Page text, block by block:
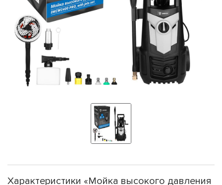
Характеристики «Мойка высокого давления